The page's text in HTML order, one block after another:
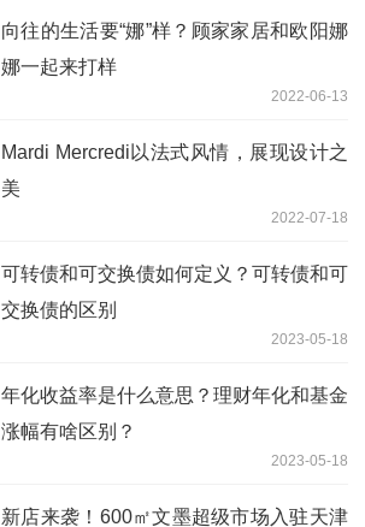
向往的生活要“娜”样？顾家家居和欧阳娜
娜一起来打样
2022-06-13
Mardi Mercredi以法式风情，展现设计之
美
2022-07-18
可转债和可交换债如何定义？可转债和可
交换债的区别
2023-05-18
年化收益率是什么意思？理财年化和基金
涨幅有啥区别？
2023-05-18
新店来袭！600㎡文墨超级市场入驻天津